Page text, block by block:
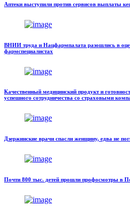
Аптеки выступили против сервисов выплаты
ВНИИ труда и Нацфармпалата разошлись в
фармспециалистах
Качественный медицинский продукт и
успешного сотрудничества со страховыми
Дзержинские врачи спасли женщину, едва не
Почти 800 тыс. детей прошли профосмотры в